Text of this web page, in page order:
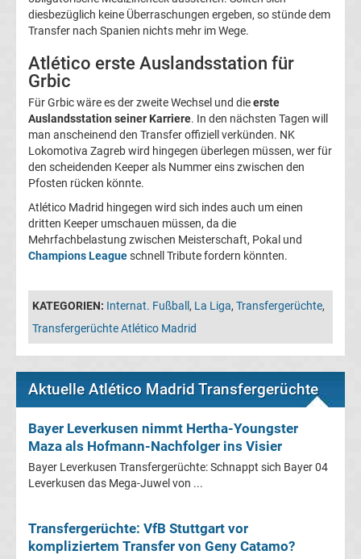
Ergebnisse
Europa
League
Tabelle
Europa
League
Ergebnisse
Conference
League
Erg.
Conference
League
Formel
diesbezüglich keine Überraschungen ergeben, so stünde dem
Transfer nach Spanien nichts mehr im Wege.
Atlético erste Auslandsstation für
Grbic
Für Grbic wäre es der zweite Wechsel und dieerste
Auslandsstation seiner Karriere. In den nächsten Tagen will
man anscheinend den Transfer offiziell verkünden. NK
Lokomotiva Zagreb wird hingegen überlegen müssen, wer für
den scheidenden Keeper als Nummer eins zwischen den
Pfosten rücken könnte.
Atlético Madrid hingegen wird sich indes auch um einen
dritten Keeper umschauen müssen, da die
Mehrfachbelastung zwischen Meisterschaft, Pokal und
Champions Leagueschnell Tribute fordern könnten.
KATEGORIEN: Internat. Fußball, La Liga, Transfergerüchte,
Transfergerüchte Atlético Madrid
Aktuelle Atlético Madrid Transfergerüchte
Bayer Leverkusen nimmt Hertha-Youngster
Maza als Hofmann-Nachfolger ins Visier
Bayer Leverkusen Transfergerüchte: Schnappt sich Bayer 04
Leverkusen das Mega-Juwel von ...
Transfergerüchte: VfB Stuttgart vor
kompliziertem Transfer von Geny Catamo?